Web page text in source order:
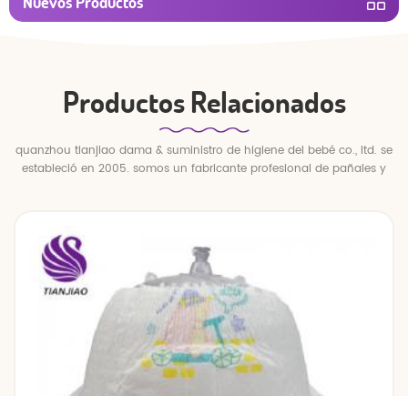
Productos Relacionados
quanzhou tianjiao dama & suministro de higiene del bebé co., ltd. se
estableció en 2005. somos un fabricante profesional de pañales y